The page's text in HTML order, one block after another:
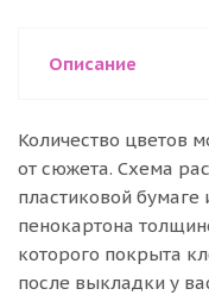
Описание
Количество цветов
от сюжета. Схема
пластиковой бумаге
пенокартона
которого покрыта
после выкладки у